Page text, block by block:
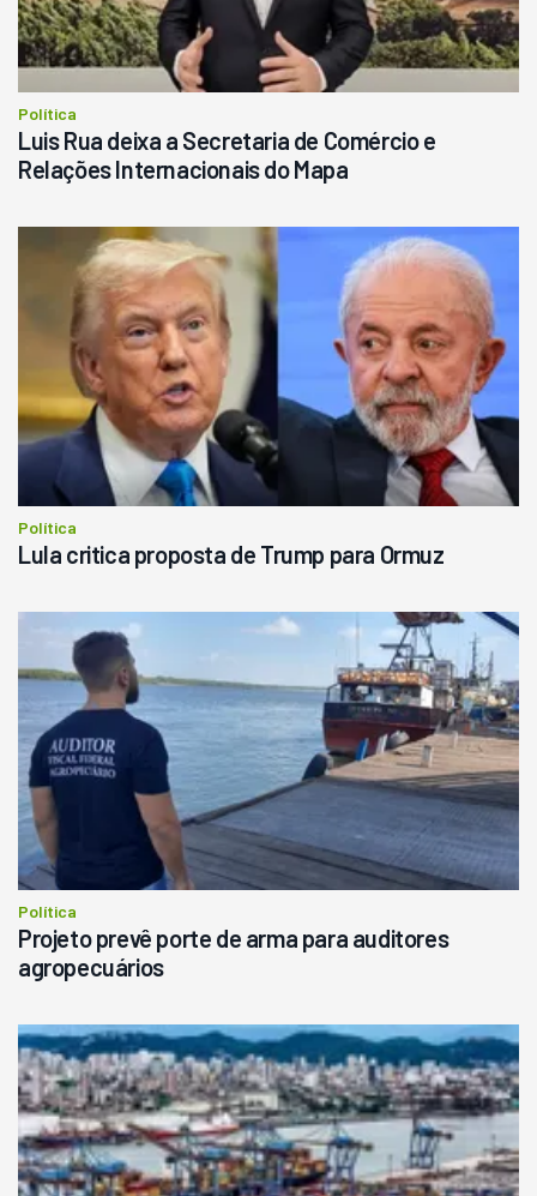
Política
Luis Rua deixa a Secretaria de Comércio e
Relações Internacionais do Mapa
Política
Lula critica proposta de Trump para Ormuz
Política
Projeto prevê porte de arma para auditores
agropecuários